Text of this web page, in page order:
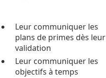
Leur communiquer les
plans de primes dès leur
validation
Leur communiquer les
objectifs à temps